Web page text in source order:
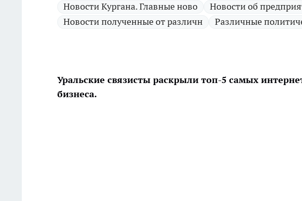
Новости Кургана. Главные ново
Новости об
Новости полученные от различн
Различные
Уральские связисты раскрыли топ-5 самых
бизнеса.